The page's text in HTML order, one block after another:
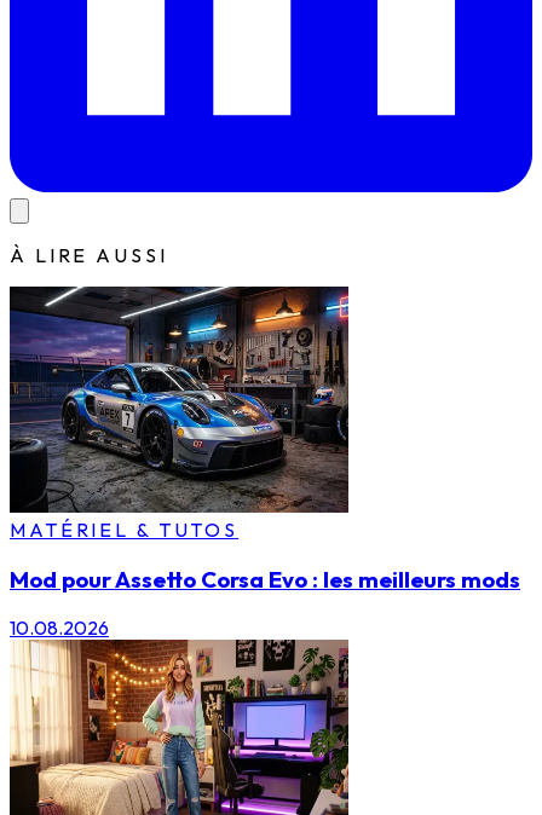
À LIRE AUSSI
MATÉRIEL & TUTOS
Mod pour Assetto Corsa Evo : les meilleurs mods
10.08.2026